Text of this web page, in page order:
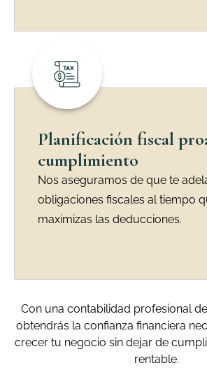
Planificación fiscal
cumplimiento
Nos aseguramos de que te
obligaciones fiscales al tiempo
maximizas las deducciones.
Con una contabilidad profesional
obtendrás la confianza financiera
crecer tu negocio sin dejar de
rentable.